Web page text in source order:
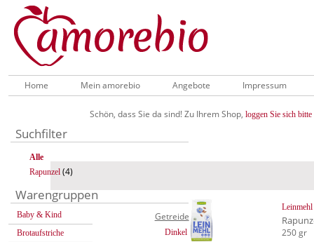
Home Mein amorebio Angebote Impressum
Schön, dass Sie da sind! Zu Ihrem Shop, loggen Sie sich bitte
Suchfilter
Alle
Rapunzel (4)
Warengruppen
Baby & Kind
Brotaufstriche
Getreide
Dinkel
Leinmehl
250 gr